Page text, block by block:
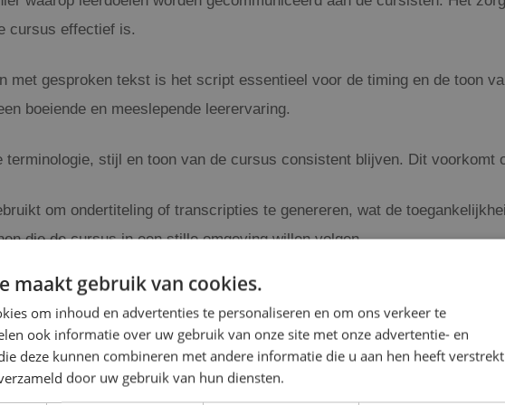
cursus effectief is.
met gesproken tekst is het script essentieel voor de timing en de toon
boeiende en meeslepende leerervaring.
stijl en toon van de cursus consistent blijven. Dit voorkomt
om ondertiteling of transcripties te genereren, wat de
die de cursus in een stille omgeving willen volgen.
versterken elkaar
en vullen elkaar aan zodat jij een effectieve eLearning-
maakt gebruik van cookies.
om inhoud en advertenties te personaliseren en om ons verkeer te
ook informatie over uw gebruik van onze site met onze advertentie- en
deze kunnen combineren met andere informatie die u aan hen heeft verstrekt
door uw gebruik van hun diensten.